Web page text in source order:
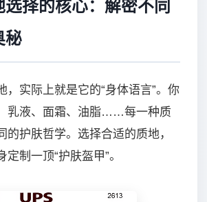
选择的核心：解密不同
秘
，实际上就是它的“身体语言”。你
乳液、面霜、油脂……每一种质
的护肤哲学。选择合适的质地，
制一顶“护肤盔甲”。